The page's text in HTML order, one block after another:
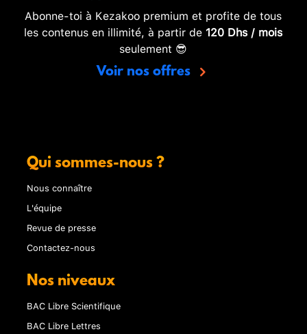
Abonne-toi à Kezakoo premium et profite de tous
les contenus en illimité, à partir de 120 Dhs / mois
seulement 😎
Voir nos offres
Qui sommes-nous ?
Nous connaître
L'équipe
Revue de presse
Contactez-nous
Nos niveaux
BAC Libre Scientifique
BAC Libre Lettres